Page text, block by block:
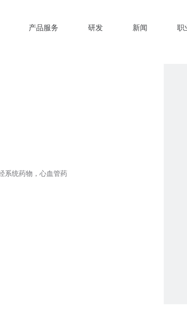
产品服务 研发 新闻 职
系统药物，心血管药